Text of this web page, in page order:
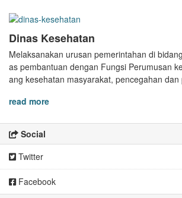
Dinas Kesehatan
Melaksanakan urusan pemerintahan di
as pembantuan dengan Fungsi Perumusan
ang kesehatan masyarakat, pencegahan dan
read more
Social
Twitter
Facebook